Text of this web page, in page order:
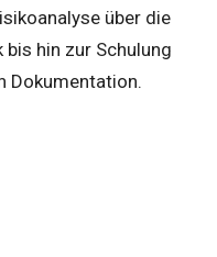
über die
hin zur Schulung
Dokumentation.